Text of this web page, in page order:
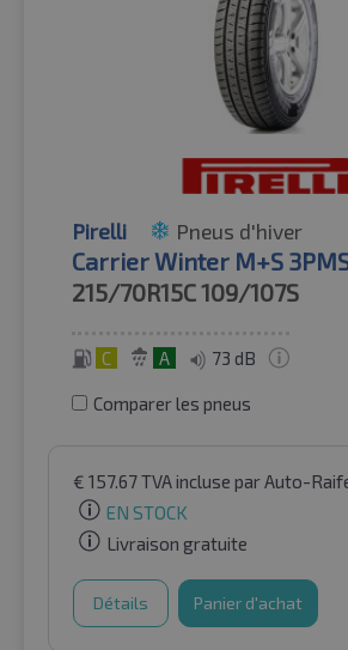
Pirelli Pneus d'hiver
Carrier Winter M+S
215/70R15C109/107S
C A 73 dB
Comparer les pneus
€ 157.67TVA incluse par Auto-
EN STOCK
Livraison gratuite
Détails Panier d'achat